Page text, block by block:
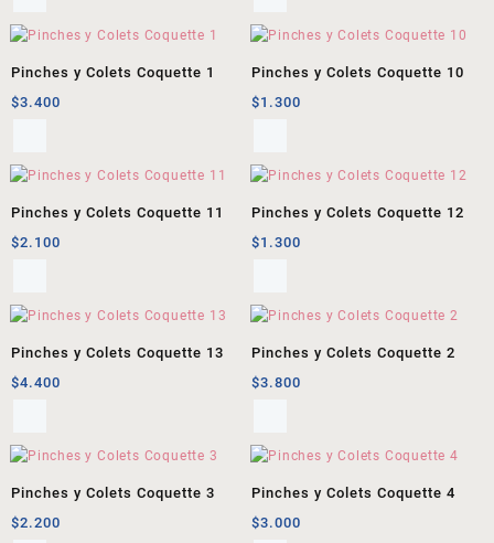
Pinches y Colets Coquette 1
$3.400
Pinches y Colets Coquette 10
$1.300
Pinches y Colets Coquette 11
$2.100
Pinches y Colets Coquette 12
$1.300
Pinches y Colets Coquette 13
$4.400
Pinches y Colets Coquette 2
$3.800
Pinches y Colets Coquette 3
$2.200
Pinches y Colets Coquette 4
$3.000